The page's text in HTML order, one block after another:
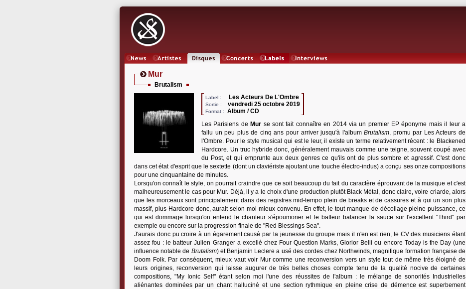
Mur
Brutalism
Label : Les Acteurs De L'Ombre
Sortie : vendredi 25 octobre 2019
Format :
Album / CD
Les Parisiens de Mur se sont fait connaître en 2014 via un premier EP éponyme mais il leur a
fallu un peu plus de cinq ans pour arriver jusqu'à l'albumBrutalism, promu par Les Acteurs de
l'Ombre. Pour le style musical qui est le leur, il existe un terme relativement récent : le Blackened
Hardcore. Un truc hybride donc, généralement mauvais comme une teigne, souvent coupé avec
du Post, et qui emprunte aux deux genres ce qu'ils ont de plus sombre et agressif. C'est donc
dans cet état d'esprit que le sextette (dont un claviériste ajoutant une touche électro-indus) a conçu ses onze compositions
pour une cinquantaine de minutes.
Lorsqu'on connaît le style, on pourrait craindre que ce soit beaucoup du fait du caractère éprouvant de la musique et c'est
malheureusement le cas pour Mur. Déjà, il y a le choix d'une production plutôt Black Métal, donc claire, voire criarde, alors
que les morceaux sont principalement dans des registres mid-tempo plein de breaks et de cassures et à qui un son plus
massif, plus Hardcore donc, aurait selon moi mieux convenu. En effet, le tout manque de décollage pleine puissance, ce
qui est dommage lorsqu'on entend le chanteur s'époumoner et le batteur balancer la sauce sur l'excellent "Third" par
exemple ou encore sur la progression finale de "Red Blessings Sea".
J'aurais donc pu croire à un égarement causé par la jeunesse du groupe mais il n'en est rien, le CV des musiciens étant
assez fou : le batteur Julien Granger a excellé chez Four Question Marks, Glorior Belli ou encore Today is the Day (une
influence notable de Brutalism) et Benjamin Leclere a usé des cordes chez Northwinds, magnifique formation française de
Doom Folk. Par conséquent, mieux vaut voir Mur comme une reconversion vers un style tout de même très éloigné de
leurs origines, reconversion qui laisse augurer de très belles choses compte tenu de la qualité nocive de certaines
compositions, "My Ionic Self" étant selon moi l'une des réussites de l'album : le mélange de sonorités Industrielles
aliénantes dominées par un chant halluciné et une section rythmique en pleine crise de démence est superbement